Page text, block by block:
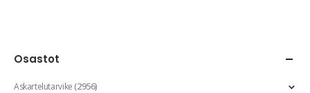
Osastot
Askartelutarvike(2956)